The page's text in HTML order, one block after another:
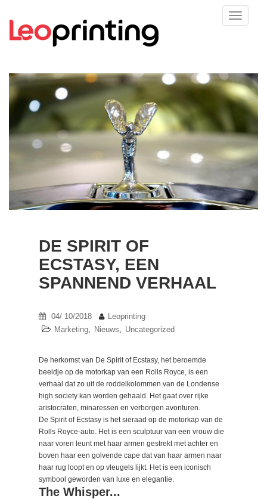
DE SPIRIT OF
ECSTASY, EEN
SPANNEND VERHAAL
04/ 10/2018
Leoprinting
Marketing
Nieuws Uncategorized
De herkomst van De Spirit of Ecstasy, het beroemde
beeldje op de motorkap van een Rolls Royce, is een
verhaal dat zo uit de roddelkolommen van de Londense
high society kan worden gehaald. Het gaat over rijke
aristocraten, minaressen en verborgen avonturen.
De Spirit of Ecstasy is het sieraad op de motorkap van de
Rolls Royce-auto. Het is een sculptuur van een vrouw die
naar voren leunt met haar armen gestrekt met achter en
boven haar een golvende cape dat van haar armen naar
haar rug loopt en op vleugels lijkt. Het is een iconisch
symbool geworden van luxe en elegantie.
The Whisper...